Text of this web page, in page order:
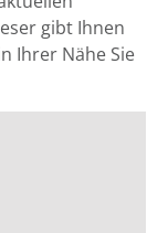
gibt Ihnen
Ihrer Nähe Sie